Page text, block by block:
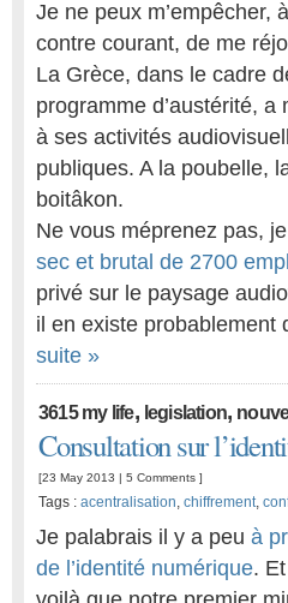
Je ne peux m’empêcher,
contre courant, de me
La Grèce, dans le cadre
programme d’austérité, a
à ses activités
publiques. A la poubelle,
boitâkon.
Ne vous méprenez pas,
sec et brutal de 2700
privé sur le paysage
il en existe
suite »
3615 my life, legislation,
Consultation sur
[23 May 2013 | 5 Comments ]
Tags : acentralisation, chiffrement,
Je palabrais il y a peu à
de l’identité numérique.